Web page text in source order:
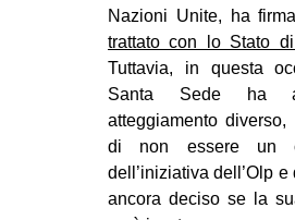
Nazioni Unite, ha
trattato con lo Stato
Tuttavia, in questa
Santa Sede ha
atteggiamento
di non essere un
dell’iniziativa dell’Olp e
ancora deciso se la